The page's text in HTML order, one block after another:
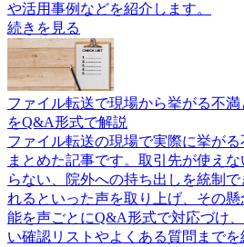
や活用事例などを紹介します。
続きを見る
ファイル転送で現場から挙がる不
をQ&A形式で解説
ファイル転送の現場で実際に挙が
まとめた記事です。取引先が使え
らない、院外への持ち出しを統制
れるといった声を取り上げ、その
能を声ごとにQ&A形式で対応づけ
い確認リストやよくある質問まで